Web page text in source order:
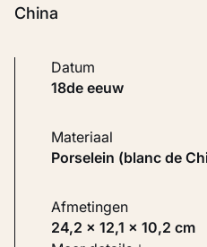
China
Datum
18de eeuw
Materiaal
Porselein (blanc de
Afmetingen
24,2 × 12,1 × 10,2 cm